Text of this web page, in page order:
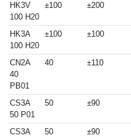
HK3V
100 H20
±100 ±200
HK3A
100 H20
±100 ±100
CN2A
40
PB01
40 ±110
CS3A
50 P01
50 ±90
CS3A
50 ±90